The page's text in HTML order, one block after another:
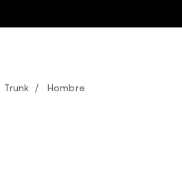
Trunk Hombre